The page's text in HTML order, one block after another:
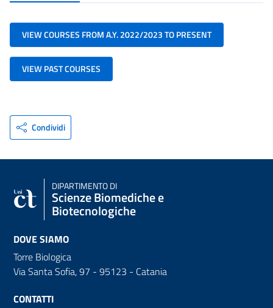
VIEW COURSES FROM A.Y. 2022/2023 TO PRESENT
VIEW PAST COURSES
Condividi
DIPARTIMENTO DI
Scienze Biomediche e
Biotecnologiche
DOVE SIAMO
Torre Biologica
Via Santa Sofia, 97 - 95123 - Catania
CONTATTI